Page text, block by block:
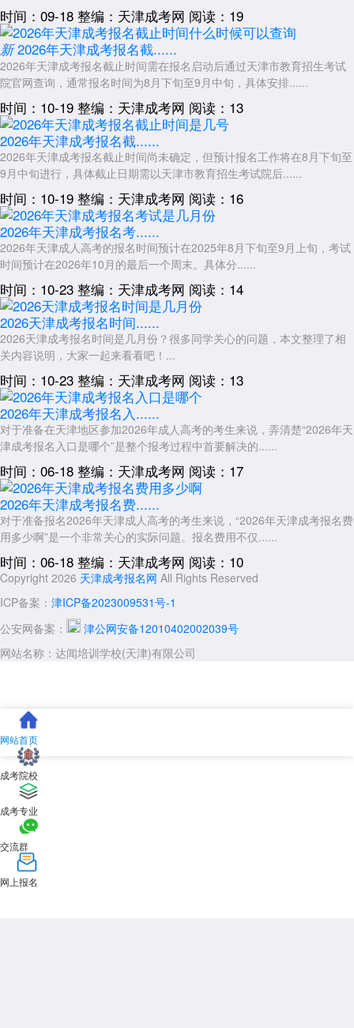
成人高考报名系统一旦关闭，当年不再安排任何补报环节。考生无法
通过任何方式申请补报，包括电话申请、现场申请或找任何机构协调。所
有声称“可以补报”“有内部名额”的中介均为诈骗。错过报名时间的考生只
能等待下一年的成人高考报名。
2026年 天津成考报名截止时间通常在9月上旬的某一天，具体每日截
止时间点可能是下午17:00、晚上20:00或24:00中的一种，以当年天津市
教育招生考试院的官方公告为准。建议考生在报名通道开放后尽早完成信
息填报和网上缴费，不要拖到最后一天甚至最后几个小时才操作。
提前准备好身份证、毕业证书、证件照电子版等材料，预留充足的审
核和支付时间。报名完成后及时截图保存缴费成功的页面作为凭证。记
住：每年只有一次成人高考，错过报名就无法参加考试。尽早行动，是最
稳妥的策略。
展开全文
时间：09-18 整编：天津成考网 阅读：19
新 2026年天津成考报名截......
2026年天津成考报名截止时间需在报名启动后通过天津市教育招生考试
院官网查询，通常报名时间为8月下旬至9月中旬，具体安排......
时间：10-19 整编：天津成考网 阅读：13
2026年天津成考报名截......
2026年天津成考报名截止时间尚未确定，但预计报名工作将在8月下旬至
9月中旬进行，具体截止日期需以天津市教育招生考试院后......
时间：10-19 整编：天津成考网 阅读：16
2026年天津成考报名考......
2026年天津成人高考的报名时间预计在2025年8月下旬至9月上旬，考试
时间预计在2026年10月的最后一个周末。具体分......
时间：10-23 整编：天津成考网 阅读：14
2026天津成考报名时间......
2026天津成考报名时间是几月份？很多同学关心的问题，本文整理了相
关内容说明，大家一起来看看吧！...
时间：10-23 整编：天津成考网 阅读：13
2026年天津成考报名入......
对于准备在天津地区参加2026年成人高考的考生来说，弄清楚“2026年天
津成考报名入口是哪个”是整个报考过程中首要解决的......
时间：06-18 整编：天津成考网 阅读：17
2026年天津成考报名费......
对于准备报名2026年天津成人高考的考生来说，“2026年天津成考报名费
用多少啊”是一个非常关心的实际问题。报名费用不仅......
时间：06-18 整编：天津成考网 阅读：10
Copyright 2026 天津成考报名网 All Rights Reserved
ICP备案： 津ICP备2023009531号-1
公安网备案：
津公网安备12010402002039号
网站名称：达闻培训学校(天津)有限公司
网站首页
成考院校
成考专业
交流群
网上报名